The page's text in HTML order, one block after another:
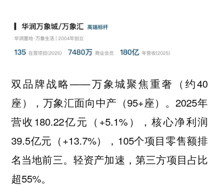
双品牌战略——万象城聚焦重奢（约40
座），万象汇面向中产（95+座）。2025年
营收180.22亿元（+5.1%），核心净利润
39.5亿元（+13.7%），105个项目零售额排
名当地前三。轻资产加速，第三方项目占比
超55%。